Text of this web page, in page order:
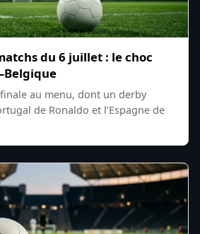
du 6 juillet : le choc
au menu, dont un derby
de Ronaldo et l’Espagne de